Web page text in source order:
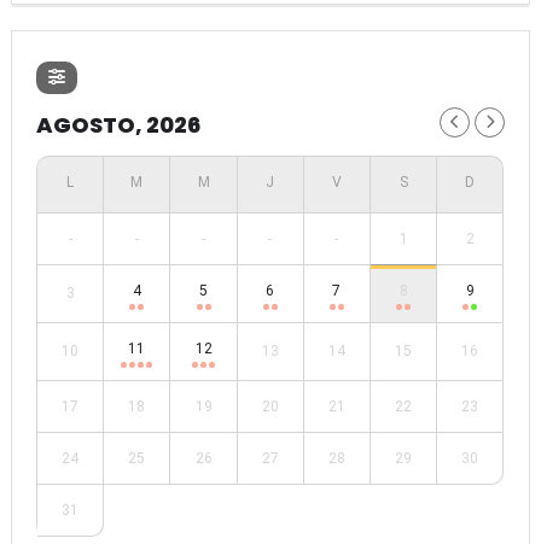
AGOSTO, 2026
- - - - - 1 2
3 4 5 6 7 8 9
10 11 12 13 14 15 16
17 18 19 20 21 22 23
24 25 26 27 28 29 30
31